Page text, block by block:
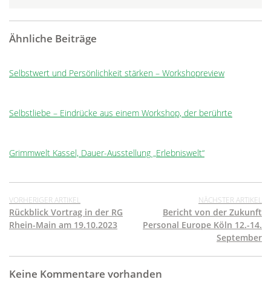
Ähnliche Beiträge
Selbstwert und Persönlichkeit stärken – Workshopreview
Selbstliebe – Eindrücke aus einem Workshop, der berührte
Grimmwelt Kassel, Dauer-Ausstellung „Erlebniswelt“
VORHERIGER ARTIKEL
Rückblick Vortrag in der RG
Rhein-Main am 19.10.2023
NÄCHSTER ARTIKEL
Bericht von der Zukunft
Personal Europe Köln 12.-14.
September
Keine Kommentare vorhanden